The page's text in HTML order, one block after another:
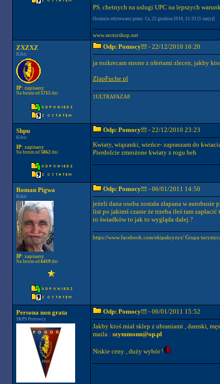
PS. chetnych na uslugi UPC na lepszych
Ostatnio edytowany przez: Cz, 22 grudnia 2010, 15:33 [1 raz(y)]
www.sectorshop.net
ZXZXZ
Kibic
IP: zapisany
Na forum od 5715 dni
Odp: Pomocy!!! - 22/12/2010 16:20
ja rozkrecam strone z ofertami zlecen, jakby
ZlapFuche.pl
1ULTRAFAZA8
Shpu
Kibic
IP: zapisany
Na forum od 5862dni
Odp: Pomocy!!! - 22/12/2010 23:23
Kwiaty, wiązanki, wieńce- zapraszam do
Pierdolcie zmrożone kwiaty z rogu heh
Roman Pigwa
Kibic
IP: zapisany
Na forum od 6419dni
Odp: Pomocy!!! - 06/01/2011 14:50
jeżeli dana osoba została złapana w
list po jakimś czasie że trzeba ileś tam
to świadków to jak to wygląda dalej ?
https://www.facebook.com/ekipakryzys/ Grupa
Persona non grata
SKPS Portowcy
Odp: Pomocy!!! - 06/01/2011 15:52
Jakby ktoś miał sklep z ubraniami , damski,
maila : szymmonn@op.pl
Niskie ceny , duży wybór !